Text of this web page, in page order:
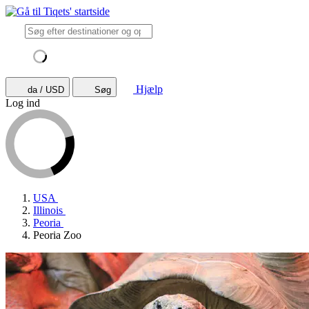
da / USD Søg
Hjælp
Log ind
USA
Illinois
Peoria
Peoria Zoo